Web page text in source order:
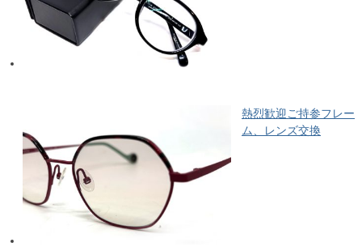
熱烈歓迎ご持参フレー
ム、レンズ交換